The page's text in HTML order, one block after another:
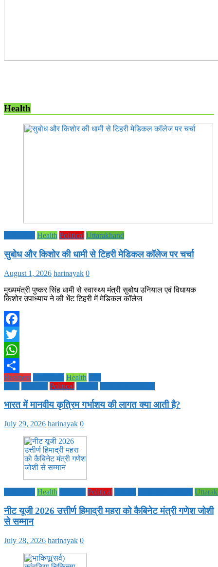
Health
Health Political Uttarakhand
सुबोध और किशोर की धामी से टिहरी मेडिकल कॉलेज पर चर्चा
August 1, 2026 harinayak 0
मुख्यमंत्री पुष्कर सिंह धामी से स्वास्थ्य मंत्री सुबोध उनियाल एवं विधायक
किशोर उपाध्याय ने की भेंट टिहरी में मेडिकल कॉलेज
Facebook
Twitter
WhatsApp
Share
Business Health
Political
भारत में मानवीय कृत्रिम गर्भाशय की लागत क्या आती है?
July 29, 2026 harinayak 0
Health Political
नीट यूजी 2026 उत्तीर्ण हिमाद्री महरा को कैबिनेट मंत्री गणेश जोशी
से सम्मान
July 28, 2026 harinayak 0